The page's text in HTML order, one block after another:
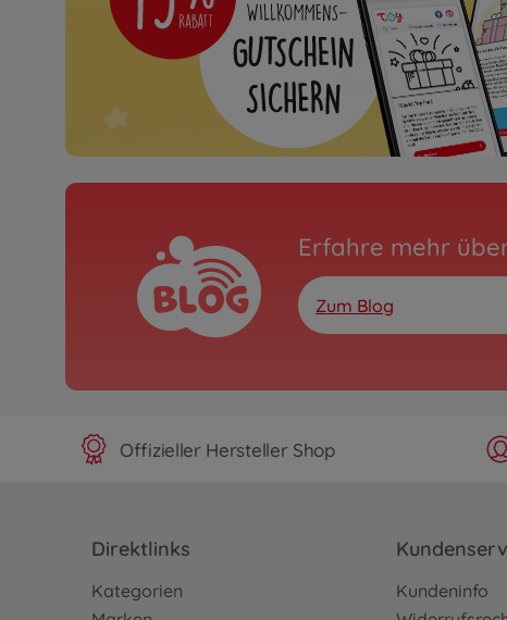
Erfahre mehr
Zum Blog
Offizieller Hersteller Shop
Direktlinks
Kategorien
Kundeninfo